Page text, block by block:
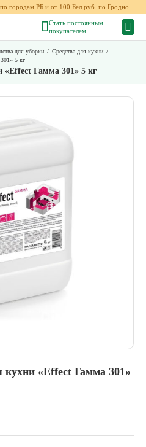
городам РБ и от 100 Бел.руб. по Гродно
Стать постоянным
покупателем
для уборки / Средства для кухни /
5 кг
«Effect Гамма 301» 5 кг
кухни «Effect Гамма 301»